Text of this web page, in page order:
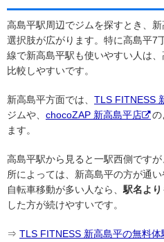
高島平駅周辺でジムを探すとき、
選択肢が広がります。特に高島平7
線で新高島平駅も使いやすい人は
比較しやすいです。
新高島平方面では、 TLS FITNESS
ジムや、 chocoZAP 新高島平店
の
ます。
高島平駅から見ると一駅西側です
所によっては、新高島平の方が通
自転車移動が多い人なら、 駅名よ
した方が続けやすいです。
⇒ TLS FITNESS 新高島平の無料体